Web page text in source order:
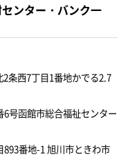
ンター・バンク一
条西7丁目1番地かでる2.7
号函館市総合福祉センター
番地-1 旭川市ときわ市